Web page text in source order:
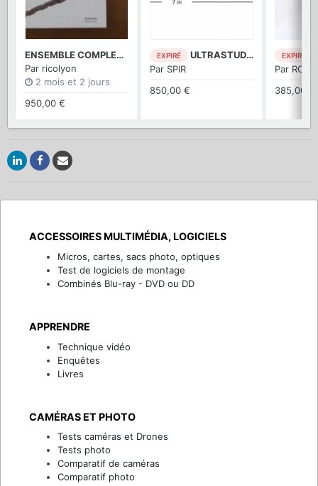
ENSEMBLE COMPLET TILTA POUR DJI RS 2/3/4 pro (combo)
Par ricolyon
2 mois et 2 jours
950,00 €
EXPIRÉ
ULTRASTUDIO 4K Mini
Par SPIR
850,00 €
EXPIRÉ
Par
385,00 €
ACCESSOIRES MULTIMÉDIA, LOGICIELS
Micros, cartes, sacs photo, optiques
Test de logiciels de montage
Combinés Blu-ray - DVD ou DD
APPRENDRE
Technique vidéo
Enquêtes
Livres
CAMÉRAS ET PHOTO
Tests caméras et Drones
Tests photo
Comparatif de caméras
Comparatif photo